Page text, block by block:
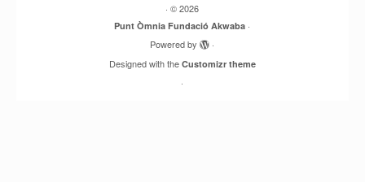
·© 2026
Punt Òmnia Fundació Akwaba ·
Powered by
·
Designed with the Customizr theme
·